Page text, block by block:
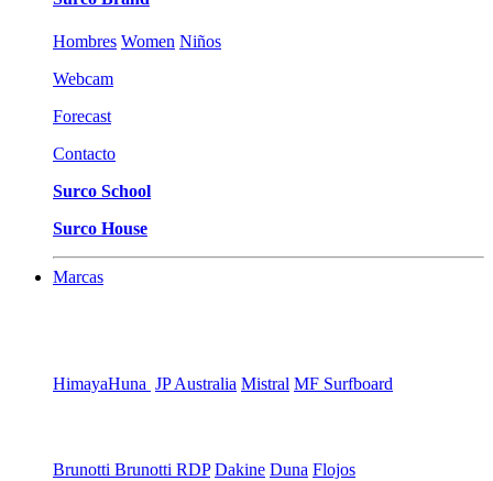
Hombres Women Niños
Webcam
Forecast
Contacto
Surco School
Surco House
Marcas
HimayaHuna JP Australia Mistral MF Surfboard
Brunotti Brunotti RDP Dakine Duna Flojos